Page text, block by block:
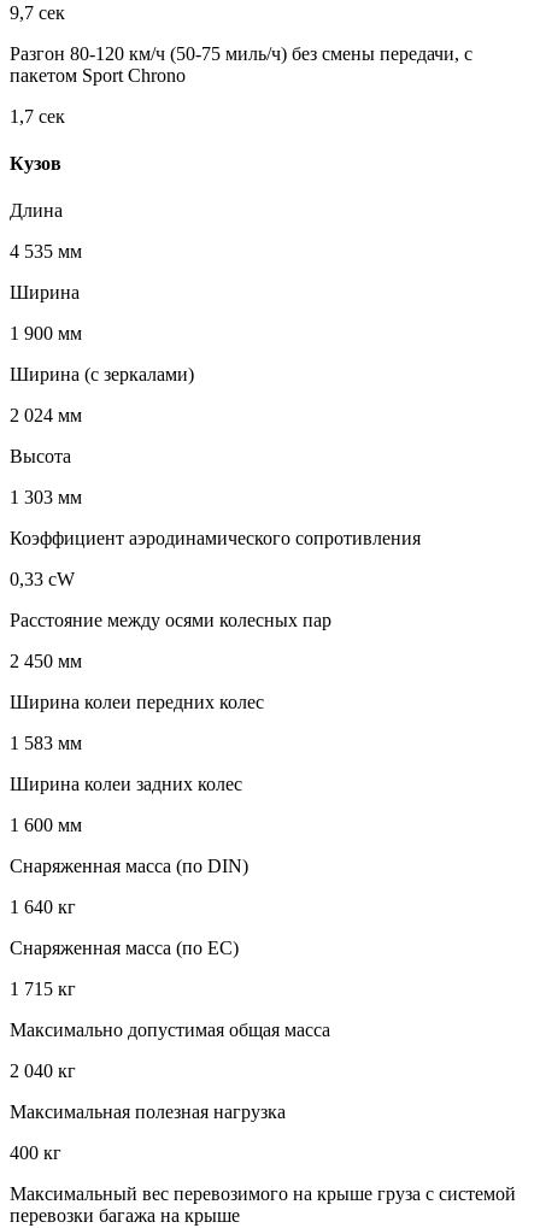
9,7 сек
Разгон 80-120 км/ч (50-75 миль/ч) без смены передачи, с
пакетом Sport Chrono
1,7 сек
Кузов
Длина
4 535 мм
Ширина
1 900 мм
Ширина (с зеркалами)
2 024 мм
Высота
1 303 мм
Коэффициент аэродинамического сопротивления
0,33 cW
Расстояние между осями колесных пар
2 450 мм
Ширина колеи передних колес
1 583 мм
Ширина колеи задних колес
1 600 мм
Снаряженная масса (по DIN)
1 640 кг
Снаряженная масса (по EC)
1 715 кг
Максимально допустимая общая масса
2 040 кг
Максимальная полезная нагрузка
400 кг
Максимальный вес перевозимого на крыше груза с системой
перевозки багажа на крыше